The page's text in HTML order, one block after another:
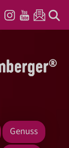
Genuss